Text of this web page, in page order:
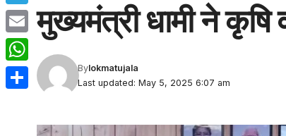
मुख्यमंत्री धामी ने कृषि
Last updated: May 5, 2025 6:07 am
Bylokmatujala
Telegram
Email
WhatsApp